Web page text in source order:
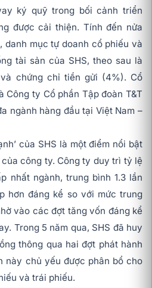
ký quỹ trong bối cảnh triển
được cải thiện. Tính đến nửa
danh mục tự doanh cổ phiếu và
tài sản của SHS, theo sau là
chứng chỉ tiền gửi (4%). Cổ
Công ty Cổ phần Tập đoàn T&T
ngành hàng đầu tại Việt Nam –
của SHS là một điểm nổi bật
công ty. Công ty duy trì tỷ lệ
nhất ngành, trung bình 1.3 lần
hơn đáng kể so với mức trung
vào các đợt tăng vốn đáng kể
Trong 5 năm qua, SHS đã huy
thông qua hai đợt phát hành
này chủ yếu được phân bổ cho
và trái phiếu.